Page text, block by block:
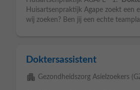
Huisartsenpraktijk Agape zoekt een
wij zoeken? Ben jij een echte
Doktersassistent
apartment Gezondheidszorg Asielzoekers